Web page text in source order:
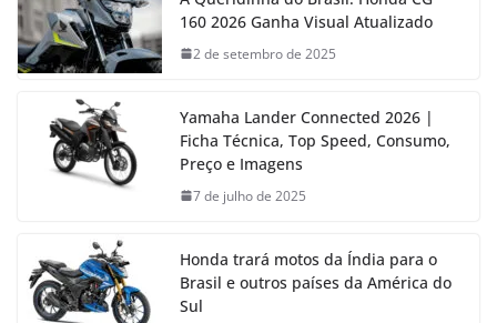
160 2026 Ganha Visual Atualizado
2 de setembro de 2025
Yamaha Lander Connected 2026 |
Ficha Técnica, Top Speed, Consumo,
Preço e Imagens
7 de julho de 2025
Honda trará motos da Índia para o
Brasil e outros países da América do
Sul